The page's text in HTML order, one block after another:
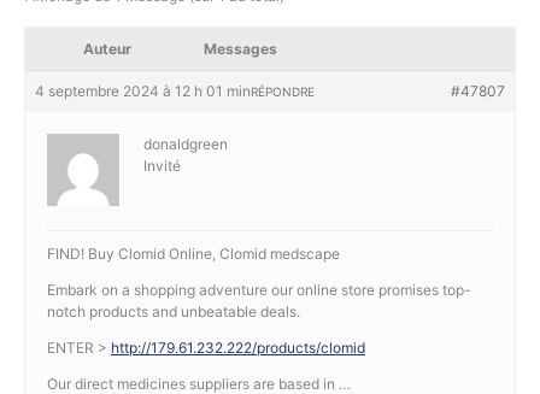
Auteur Messages
4 septembre 2024 à 12 h 01 min #47807
RÉPONDRE
donaldgreen
Invité
FIND! Buy Clomid Online, Clomid medscape
Embark on a shopping adventure our online store promises top-
notch products and unbeatable deals.
ENTER > http://179.61.232.222/products/clomid
Our direct medicines suppliers are based in …